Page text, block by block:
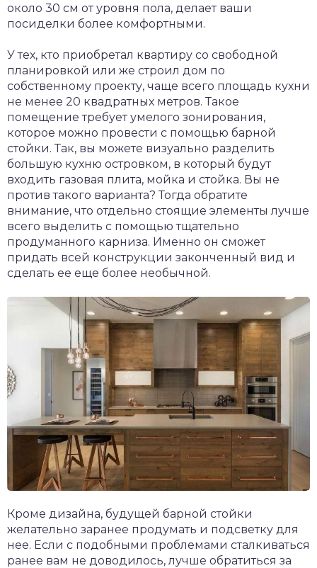
около 30 см от уровня пола, делает ваши
посиделки более комфортными.
У тех, кто приобретал квартиру со свободной
планировкой или же строил дом по
собственному проекту, чаще всего площадь кухни
не менее 20 квадратных метров. Такое
помещение требует умелого зонирования,
которое можно провести с помощью барной
стойки. Так, вы можете визуально разделить
большую кухню островком, в который будут
входить газовая плита, мойка и стойка. Вы не
против такого варианта? Тогда обратите
внимание, что отдельно стоящие элементы лучше
всего выделить с помощью тщательно
продуманного карниза. Именно он сможет
придать всей конструкции законченный вид и
сделать ее еще более необычной.
Кроме дизайна, будущей барной стойки
желательно заранее продумать и подсветку для
нее. Если с подобными проблемами сталкиваться
ранее вам не доводилось, лучше обратиться за